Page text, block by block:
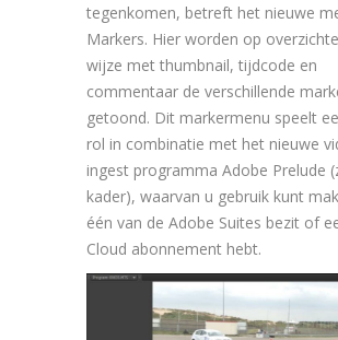
tegenkomen, betreft het nieuwe
Markers. Hier worden op
wijze met thumbnail, tijdcode en
commentaar de verschillende
getoond. Dit markermenu speelt
rol in combinatie met het nieuwe
ingest programma Adobe Prelude
kader), waarvan u gebruik kunt
één van de Adobe Suites bezit of
Cloud abonnement hebt.